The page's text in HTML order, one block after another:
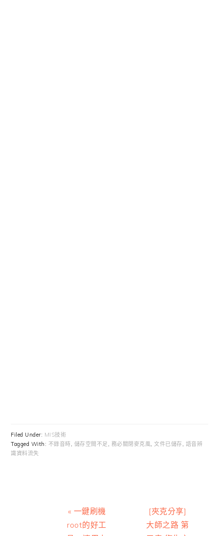
Filed Under: MIS技術
Tagged With: 不錄音時 儲存空間不足 務必關閉麥克風 ,文件已儲存 語音辨
識資料流失
Previous
Post:
« 一鍵刷機
root的好工
Next
Post:
[夾克分享]
大師之路 第